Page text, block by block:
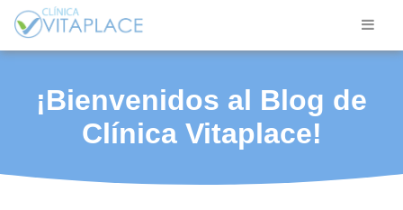
¡Bienvenidos al Blog de
Clínica Vitaplace!